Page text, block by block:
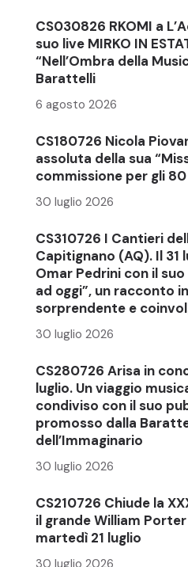
CS030826 RKOMI a
suo live MIRKO IN
“Nell’Ombra della
Barattelli
6 agosto 2026
CS180726 Nicola
assoluta della sua
commissione per gli
30 luglio 2026
CS310726 I Cantieri
Capitignano (AQ). Il
Omar Pedrini con il
ad oggi”, un racconto
sorprendente e
30 luglio 2026
CS280726 Arisa in
luglio. Un viaggio
condiviso con il suo
promosso dalla
dell’Immaginario
30 luglio 2026
CS210726 Chiude la
il grande William
martedì 21 luglio
30 luglio 2026